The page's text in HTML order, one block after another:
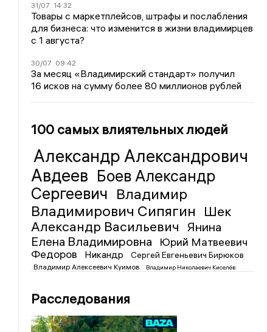
31/07 14:32
Товары с маркетплейсов, штрафы и послабления
для бизнеса: что изменится в жизни владимирцев
с 1 августа?
30/07 09:42
За месяц «Владимирский стандарт» получил
16 исков на сумму более 80 миллионов рублей
100 самых влиятельных людей
Александр Александрович
Авдеев Боев Александр
Сергеевич Владимир
Владимирович Сипягин Шек
Александр Васильевич
Янина
Елена Владимировна
Юрий Матвеевич
Федоров
Никандр Сергей Евгеньевич Бирюков
Владимир Алексеевич Куимов Владимир Николаевич Киселёв
Расследования